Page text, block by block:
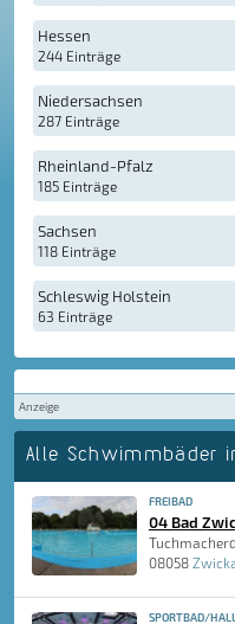
Hessen
244 Einträge
Niedersachsen
287 Einträge
Rheinland-Pfalz
185 Einträge
Sachsen
118 Einträge
Schleswig Holstein
63 Einträge
Anzeige
Alle Schwimmbäder
FREIBAD
04 Bad
08058
SPORTBAD/